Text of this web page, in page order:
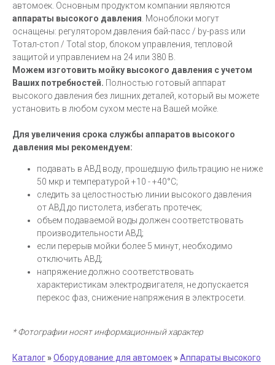
автомоек. Основным продуктом компании являются
аппараты высокого давления. Моноблоки могут
оснащены: регулятором давления бай-пасс / by-pass или
Тотал-стоп / Total stop, блоком управления, тепловой
защитой и управлением на 24 или 380 В.
Можем изготовить мойку высокого давления с учетом
Ваших потребностей. Полностью готовый аппарат
высокого давления без лишних деталей, который вы можете
установить в любом сухом месте на Вашей мойке.
Для увеличения срока службы аппаратов высокого
давления мы рекомендуем:
подавать в АВД воду, прошедшую фильтрацию не ниже
50 мкр и температурой +10 - +40°C;
следить за целостностью линии высокого давления
от АВД до пистолета, избегать протечек;
объем подаваемой воды должен соответствовать
производительности АВД;
если перерыв мойки более 5 минут, необходимо
отключить АВД;
напряжение должно соответствовать
характеристикам электродвигателя, не допускается
перекос фаз, снижение напряжения в электросети.
* Фотографии носят информационный характер
Каталог»Оборудование для автомоек»Аппараты высокого